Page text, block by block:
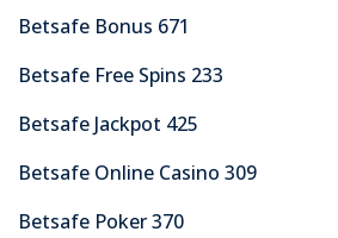
Betsafe Bonus 671
Betsafe Free Spins 233
Betsafe Jackpot 425
Betsafe Online Casino 309
Betsafe Poker 370